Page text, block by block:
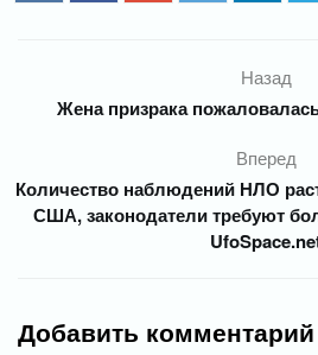
Назад
Жена призрака
Вперед
Количество наблюдений НЛО
США, законодатели требуют
Добавить комментарий